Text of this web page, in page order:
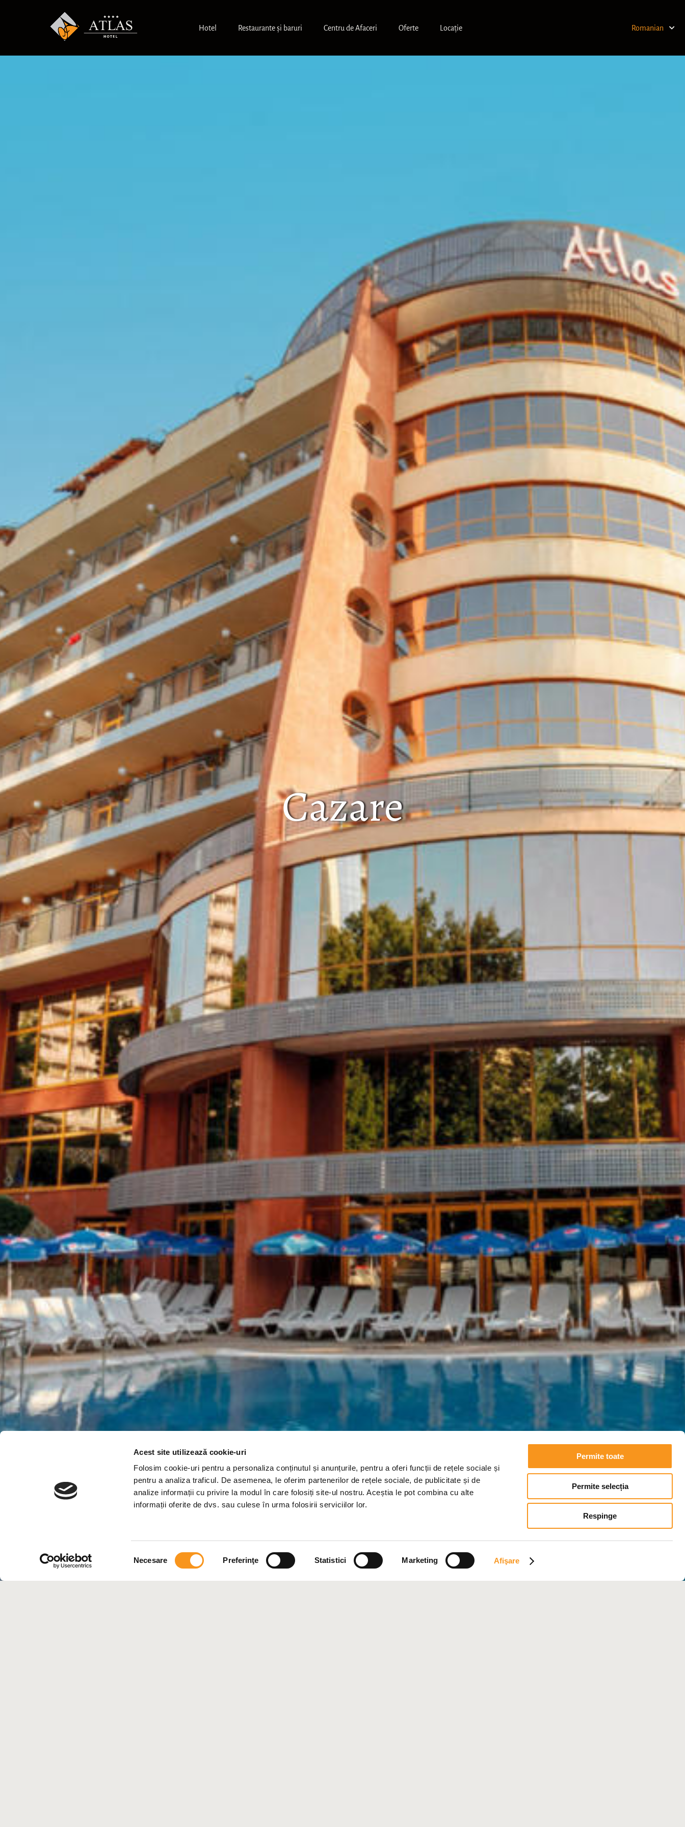
Acest site utilizează cookie-uri
Folosim cookie-uri pentru a personaliza conținutul și anunțurile, pentru a oferi funcții de rețele sociale și
pentru a analiza traficul. De asemenea, le oferim partenerilor de rețele sociale, de publicitate și de
analize informații cu privire la modul în care folosiți site-ul nostru. Aceștia le pot combina cu alte
informații oferite de dvs. sau culese în urma folosirii serviciilor lor.
consimțământului
Necesare Preferinţe Statistici Marketing Afişare
Permite toate
Permite selecția
Respinge
Romanian
Hotel Restaurante și baruri Centru de Afaceri Oferte Locație
Cazare
Reducere de 10% la masaje în centrul SPA al Hotelului Atlas
Compliment: o sticlă de vin și un bol cu fructe la sosire
Check-in timpuriu și/sau check-out tardiv, în funcție de disponibilitate
Reducere de 15% la toate serviciile din complexul SPA Aquahouse Thermal & Beach, situat în stațiunea Sf.
Constantin și Elena